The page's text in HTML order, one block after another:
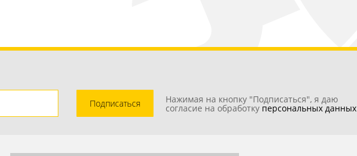
Подписаться Нажимая на кнопку "Подписаться", я даю
согласие на обработку персональных данных